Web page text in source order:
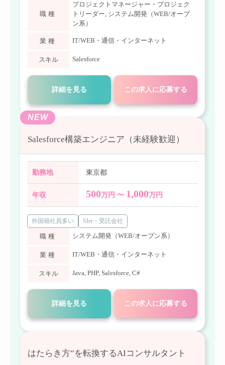
職種
プロジェクトマネージャー・プロジェク
トリーダー, システム開発（WEB/オープ
ン系）
業種 IT/WEB・通信・インターネット
スキル Salesforce
詳細を見る この求人に応募する
NEW
Salesforce構築エンジニア（未経験歓迎）
勤務地 東京都
年収 500万円 〜 1,000万円
外国籍社員多い SIer・受託会社
職種 システム開発（WEB/オープン系）
業種 IT/WEB・通信・インターネット
スキル Java, PHP, Salesforce, C#
詳細を見る この求人に応募する
はたらき方”を転換するAIコンサルタント